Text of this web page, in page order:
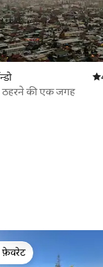
की एक जगह
फ़ेवरेट
फ़ेवरेट